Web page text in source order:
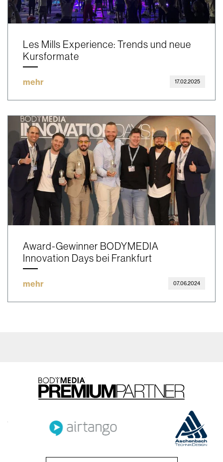
Les Mills Experience: Trends und neue
Kursformate
mehr 17.02.2025
Award-Gewinner BODYMEDIA
Innovation Days bei Frankfurt
mehr 07.06.2024